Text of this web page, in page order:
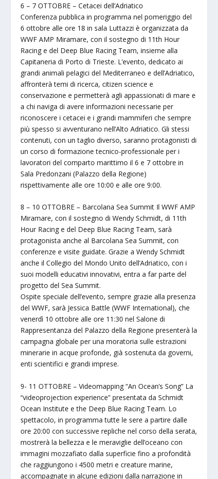
6 – 7 OTTOBRE – Cetacei dell’Adriatico
Conferenza pubblica in programma nel pomeriggio del
6 ottobre alle ore 18 in sala Luttazzi è organizzata da
WWF AMP Miramare, con il sostegno di 11th Hour
Racing e del Deep Blue Racing Team, insieme alla
Capitaneria di Porto di Trieste. L’evento, dedicato ai
grandi animali pelagici del Mediterraneo e dell’Adriatico,
affronterà temi di ricerca, citizen science e
conservazione e permetterà agli appassionati di mare e
a chi naviga di avere informazioni necessarie per
riconoscere i cetacei e i grandi mammiferi che sempre
più spesso si avventurano nell’Alto Adriatico. Gli stessi
contenuti, con un taglio diverso, saranno protagonisti di
un corso di formazione tecnico-professionale per i
lavoratori del comparto marittimo il 6 e 7 ottobre in
Sala Predonzani (Palazzo della Regione)
rispettivamente alle ore 10:00 e alle ore 9:00.
8 – 10 OTTOBRE – Barcolana Sea Summit Il WWF AMP
Miramare, con il sostegno di Wendy Schmidt, di 11th
Hour Racing e del Deep Blue Racing Team, sarà
protagonista anche al Barcolana Sea Summit, con
conferenze e visite guidate. Grazie a Wendy Schmidt
anche il Collegio del Mondo Unito dell’Adriatico, con i
suoi modelli educativi innovativi, entra a far parte del
progetto del Sea Summit.
Ospite speciale dell’evento, sempre grazie alla presenza
del WWF, sarà Jessica Battle (WWF International), che
venerdì 10 ottobre alle ore 11:30 nel Salone di
Rappresentanza del Palazzo della Regione presenterà la
campagna globale per una moratoria sulle estrazioni
minerarie in acque profonde, già sostenuta da governi,
enti scientifici e grandi imprese.
9- 11 OTTOBRE – Videomapping “An Ocean’s Song” La
“videoprojection experience” presentata da Schmidt
Ocean Institute e the Deep Blue Racing Team. Lo
spettacolo, in programma tutte le sere a partire dalle
ore 20:00 con successive repliche nel corso della serata,
mostrerà la bellezza e le meraviglie dell’oceano con
immagini mozzafiato dalla superficie fino a profondità
che raggiungono i 4500 metri e creature marine,
accompagnate in alcune edizioni dalla narrazione in